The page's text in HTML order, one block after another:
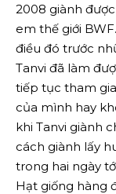
2008 giành
em thế giới
điều đó trước
Tanvi đã làm
tiếp tục tham
của mình hay
khi Tanvi giành
cách giành lấy
trong hai ngày
Hạt giống hàng